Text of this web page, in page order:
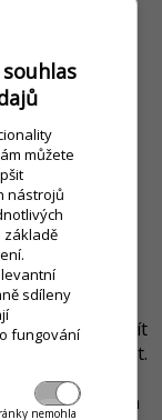
ale
webových
nastavení
např.
abyste je
cookies
určitá služba
oblasti,
Ačkoli
na vašem
byste mohli přijít
poskytovat.
na našich
můžete
nástrojů
základě
sdíleny
fungování
nemohla